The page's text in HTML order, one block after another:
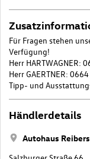
Für Fragen stehen
Verfügung!
Herr HARTWAGNER:
Herr GAERTNER:
Tipp- und
Händlerdetails
Autohaus